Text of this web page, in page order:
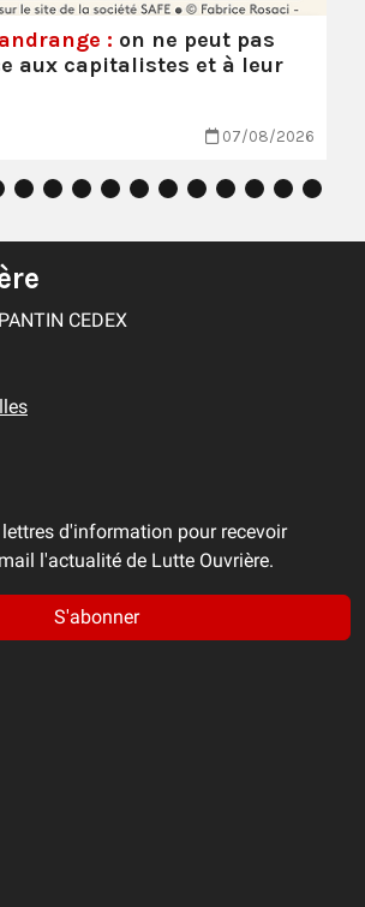
: on ne peut pas
aux capitalistes et à leur
07/08/2026
CEDEX
d'information pour recevoir
l'actualité de Lutte Ouvrière.
S'abonner